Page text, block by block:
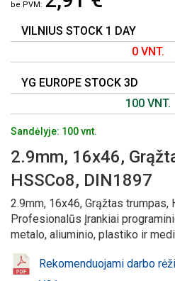
GALERIJOS
PRADŽIĄ
VILNIUS STOCK 1 DAY
0 VNT.
YG EUROPE STOCK 3D
100 VNT.
Sandėlyje: 100 vnt.
2.9mm, 16x46,
HSSCo8, DIN1897
2.9mm, 16x46, Grąžtas trumpas,
Profesionalūs Įrankiai
metalo, aliuminio, plastiko ir
Rekomenduojami darbo